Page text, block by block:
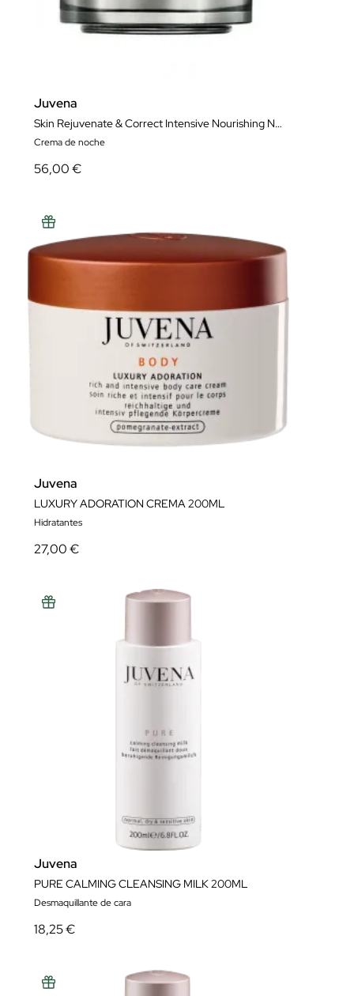
Juvena
Skin Rejuvenate & Correct Intensive Nourishing Night Cream 50 ml
Crema de noche
56,00 €
Juvena
LUXURY ADORATION CREMA 200ML
Hidratantes
27,00 €
Juvena
PURE CALMING CLEANSING MILK 200ML
Desmaquillante de cara
18,25 €